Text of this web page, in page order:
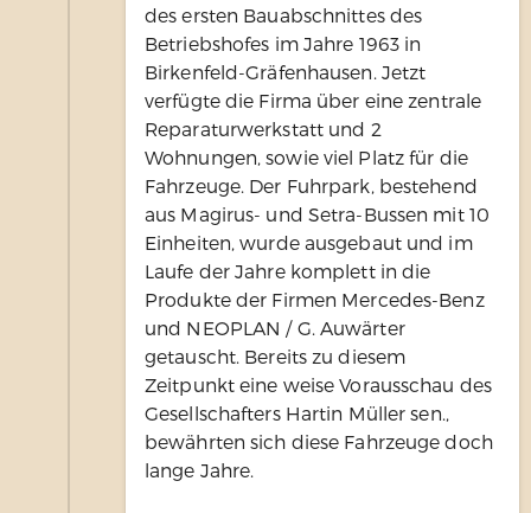
des ersten Bauabschnittes des
Betriebshofes im Jahre 1963 in
Birkenfeld-Gräfenhausen. Jetzt
verfügte die Firma über eine zentrale
Reparaturwerkstatt und 2
Wohnungen, sowie viel Platz für die
Fahrzeuge. Der Fuhrpark, bestehend
aus Magirus- und Setra-Bussen mit 10
Einheiten, wurde ausgebaut und im
Laufe der Jahre komplett in die
Produkte der Firmen Mercedes-Benz
und NEOPLAN / G. Auwärter
getauscht. Bereits zu diesem
Zeitpunkt eine weise Vorausschau des
Gesellschafters Hartin Müller sen.,
bewährten sich diese Fahrzeuge doch
lange Jahre.